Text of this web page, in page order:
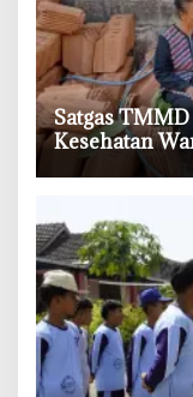
‎Satgas
Kesehatan